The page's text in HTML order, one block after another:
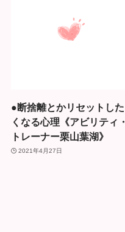
●断捨離とかリセットした
くなる心理《アビリティ・
トレーナー栗山葉湖》
2021年4月27日